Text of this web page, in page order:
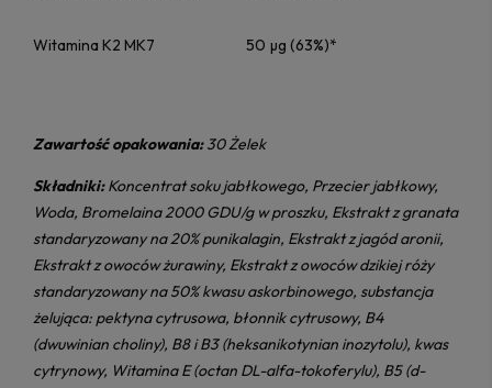
Witamina K2 MK7 50 µg (63%)*
Zawartość opakowania:30 Żelek
Składniki:Koncentrat soku jabłkowego, Przecier jabłkowy,
Woda, Bromelaina 2000 GDU/g w proszku, Ekstrakt z granata
standaryzowany na 20% punikalagin, Ekstrakt z jagód aronii,
Ekstrakt z owoców żurawiny, Ekstrakt z owoców dzikiej róży
standaryzowany na 50% kwasu askorbinowego, substancja
żelująca: pektyna cytrusowa, błonnik cytrusowy, B4
(dwuwinian choliny), B8 i B3 (heksanikotynian inozytolu), kwas
cytrynowy, Witamina E (octan DL-alfa-tokoferylu), B5 (d-